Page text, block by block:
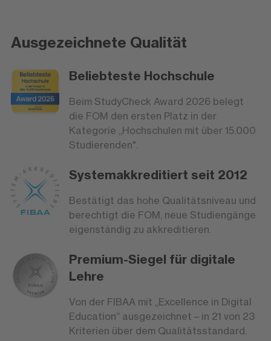
Ausgezeichnete Qualität
Beliebteste Hochschule
Beim StudyCheck Award 2026 belegt
die FOM den ersten Platz in der
Kategorie „Hochschulen mit über 15.000
Studierenden".
Systemakkreditiert seit 2012
Bestätigt das hohe Qualitätsniveau und
berechtigt die FOM, neue Studiengänge
eigenständig zu akkreditieren.
Premium-Siegel für digitale
Lehre
Von der FIBAA mit „Excellence in Digital
Education“ ausgezeichnet – in 21 von 23
Kriterien über dem Qualitätsstandard.